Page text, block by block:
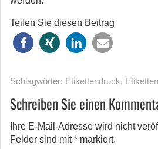
Teilen Sie diesen Beitrag
Schlagwörter: Etikettendruck,
Schreiben Sie einen
Ihre E-Mail-Adresse wird nicht
Felder sind mit* markiert.